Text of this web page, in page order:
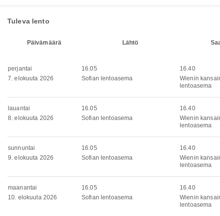
Tuleva lento
Päivämäärä Lähtö
perjantai
7. elokuuta 2026
16.05
Sofian lentoasema
16.40
Wienin
lentoasema
lauantai
8. elokuuta 2026
16.05
Sofian lentoasema
16.40
Wienin
lentoasema
sunnuntai
9. elokuuta 2026
16.05
Sofian lentoasema
16.40
Wienin
lentoasema
maanantai
10. elokuuta 2026
16.05
Sofian lentoasema
16.40
Wienin
lentoasema